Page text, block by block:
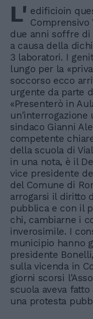
L' edificioin
Comprensivo
due anni soffre di
a causa della
3 laboratori. I
lungo per la
soccorso ecco
urgente da parte
«Presenterò in
un'interrogazione
sindaco Gianni
competente
della scuola di
in una nota, è il
vice presidente
del Comune di
arrogarsi il diritto
pubblica e con il
chi, cambiarne i
inverosimile. I
municipio hanno
presidente
sulla vicenda in
giorni scorsi
scuola aveva
una protesta